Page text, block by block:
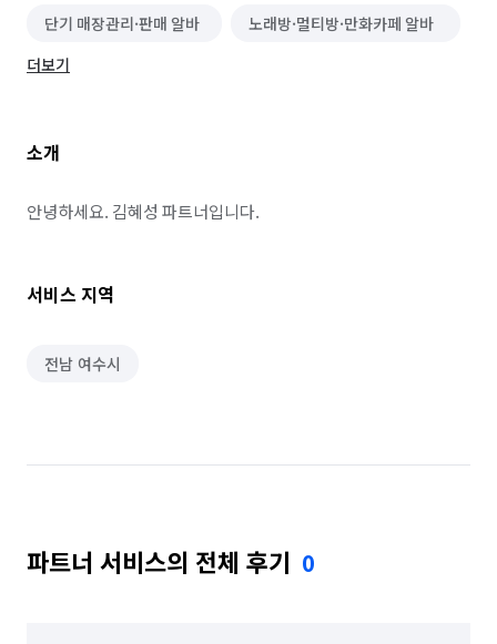
단기 매장관리·판매 알바 노래방·멀티방·만화카페 알바
PC방·오락실·게임장 알바
폐기물 처리
더보기
소개
안녕하세요. 김혜성 파트너입니다.
서비스 지역
전남 여수시
파트너 서비스의 전체 후기 0